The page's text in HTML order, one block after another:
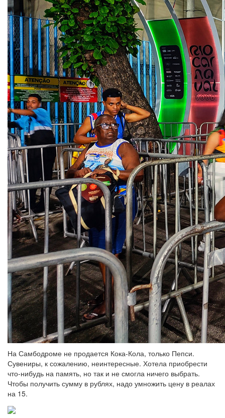
На Самбодроме не продается Кока-Кола, только Пепси.
Сувениры, к сожалению, неинтересные. Хотела приобрести
что-нибудь на память, но так и не смогла ничего выбрать.
Чтобы получить сумму в рублях, надо умножить цену в реалах
на 15.